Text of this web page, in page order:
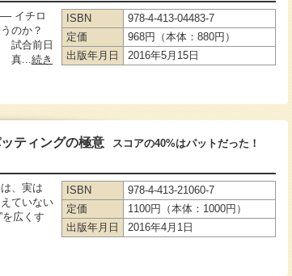
イチロ
うのか？
試合前日
真...続き
ISBN
978-4-413-04483-7
定価
968円（本体：880円）
出版年月日
2016年5月15日
ティングの極意
スコアの40%はパットだった！
、実は
ていない
広くす
ISBN
978-4-413-21060-7
定価
1100円（本体：1000円）
出版年月日
2016年4月1日